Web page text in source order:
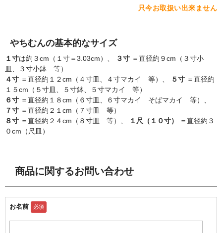
只今お取扱い出来ません
やちむんの基本的なサイズ
１寸は約３cm（１寸＝3.03cm）、 ３寸 ＝直径約９cm（３寸小
皿、３寸小鉢 等）
４寸 ＝直径約１２cm（４寸皿、４寸マカイ 等）、 ５寸 ＝直径約
１５cm（５寸皿、５寸鉢、５寸マカイ 等）
６寸 ＝直径約１８cm（６寸皿、６寸マカイ そばマカイ 等）、
７寸 ＝直径約２１cm（７寸皿 等）
８寸 ＝直径約２４cm（８寸皿 等）、 １尺（１０寸）
＝直径約３
０cm（尺皿）
商品に関するお問い合わせ
お名前 必須